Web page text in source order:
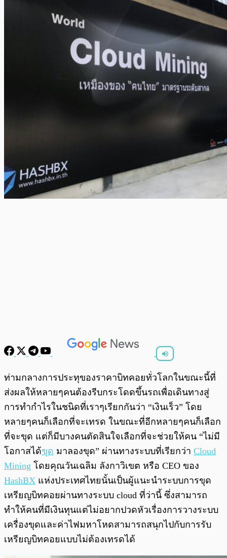
0:00
ท่ามกลางการประทุของราคาบิทคอยทั่วโลกในขณะนี้ที่
ส่งผลให้หลายๆคนต้องรีบกระโดดขึ้นรถเพื่อเดินทางสู่
การทำกำไรในชนิดที่เราๆเรียกกันว่า “เงินเร็ว” โดย
หลายๆคนก็เลือกที่จะเทรด ในขณะที่อีกหลายๆคนก็เลือก
ที่จะขุด แต่ก็มีบางคนตัดสินใจเลือกที่จะช่วยให้คน “ไม่มี
โอกาสได้ขุด มาลองขุด” ผ่านทางระบบที่เรียกว่า Cloud
Mining โดยคุณวันเฉลิม ลังกาวิเขต หรือ CEO ของ
HashBX แห่งประเทศไทยนั้นเป็นผู้แนะนำระบบการขุด
เหรียญบิทคอยผ่านทางระบบ cloud ที่ว่านี้ ซึ่งสามารถ
ทำให้คนที่มีเงินทุนแต่ไม่อยากปวดหัวเรื่องการวางระบบ
เครื่องขุดและค่าไฟมหาโหดสามารถสนุกไปกับการรับ
เหรียญบิทคอยแบบไม่ต้องเทรดได้